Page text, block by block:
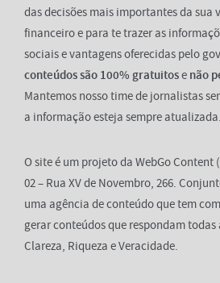
das decisões mais importantes da sua
financeiro e para te trazer as
sociais e vantagens oferecidas pelo
conteúdos são 100% gratuitose não
Mantemos nosso time de jornalistas
a informação esteja sempre atualizada.
O site é um projeto da WebGo Content
02 – Rua XV de Novembro, 266.
uma agência de conteúdo que tem
gerar conteúdos que respondam todas
Clareza, Riqueza e Veracidade.